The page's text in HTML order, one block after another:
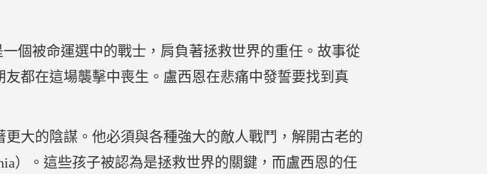
個被命運選中的戰士，肩負著拯救世界的重任。故事從
都在這場襲擊中喪生。盧西恩在悲痛中發誓要找到真
大的陰謀。他必須與各種強大的敵人戰鬥，解開古老的
）。這些孩子被認為是拯救世界的關鍵，而盧西恩的任